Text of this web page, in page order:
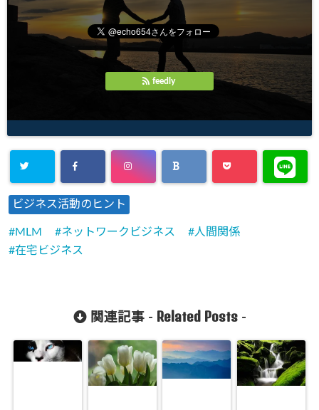
feedly
ビジネス活動のヒント
MLM ネットワークビジネス
人間関係
在宅ビジネス
関連記事 - Related Posts-